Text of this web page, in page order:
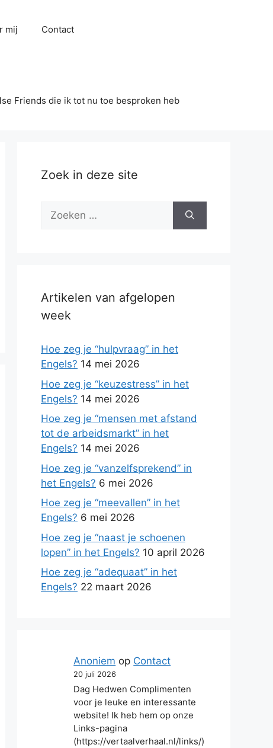
mij Contact
Friends die ik tot nu toe besproken heb
Zoek in deze site
Zoek
Artikelen van afgelopen
week
Hoe zeg je “hulpvraag” in het
Engels? 14 mei 2026
Hoe zeg je “keuzestress” in het
Engels? 14 mei 2026
Hoe zeg je “mensen met afstand
tot de arbeidsmarkt” in het
Engels? 14 mei 2026
Hoe zeg je “vanzelfsprekend” in
het Engels? 6 mei 2026
Hoe zeg je “meevallen” in het
Engels? 6 mei 2026
Hoe zeg je “naast je schoenen
lopen” in het Engels? 10 april 2026
Hoe zeg je “adequaat” in het
Engels? 22 maart 2026
Anoniem op Contact
20 juli 2026
Dag Hedwen Complimenten
voor je leuke en interessante
website! Ik heb hem op onze
Links-pagina
(https://vertaalverhaal.nl/links/)